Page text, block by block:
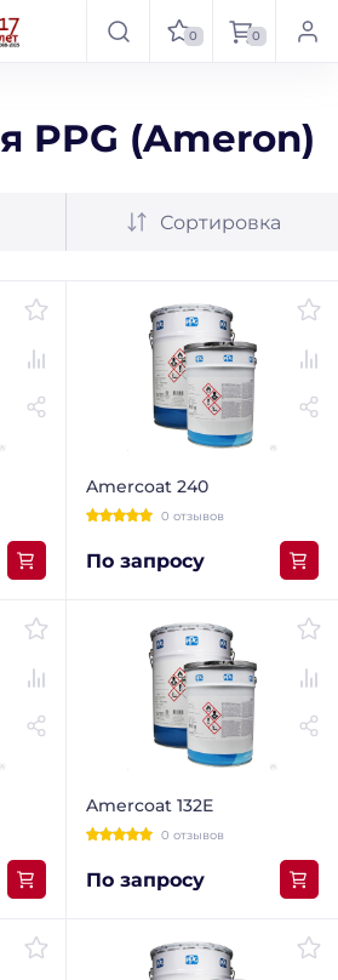
0 0
PPG (Ameron)
Сортировка
Amercoat 240
0 отзывов
По запросу
Amercoat 132E
0 отзывов
По запросу